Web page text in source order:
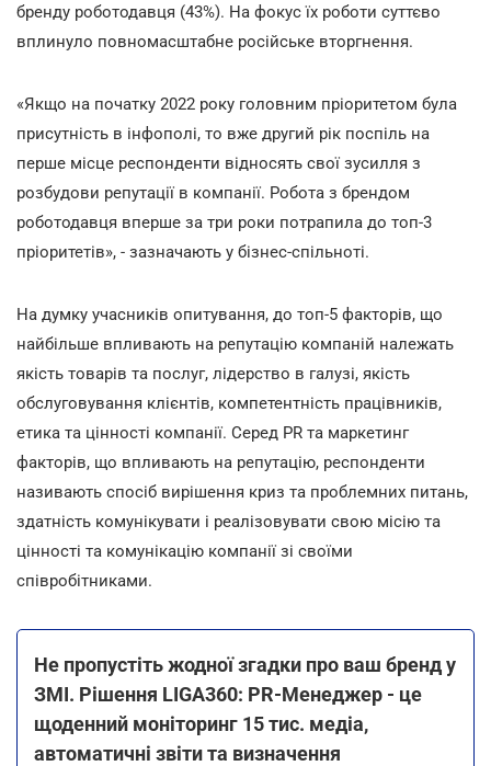
бренду роботодавця (43%). На фокус їх роботи суттєво
вплинуло повномасштабне російське вторгнення.
«Якщо на початку 2022 року головним пріоритетом була
присутність в інфополі, то вже другий рік поспіль на
перше місце респонденти відносять свої зусилля з
розбудови репутації в компанії. Робота з брендом
роботодавця вперше за три роки потрапила до топ-3
пріоритетів», - зазначають у бізнес-спільноті.
На думку учасників опитування, до топ-5 факторів, що
найбільше впливають на репутацію компаній належать
якість товарів та послуг, лідерство в галузі, якість
обслуговування клієнтів, компетентність працівників,
етика та цінності компанії. Серед PR та маркетинг
факторів, що впливають на репутацію, респонденти
називають спосіб вирішення криз та проблемних питань,
здатність комунікувати і реалізовувати свою місію та
цінності та комунікацію компанії зі своїми
співробітниками.
Не пропустіть жодної згадки про ваш бренд у
ЗМІ. Рішення LIGA360: PR-Менеджер - це
щоденний моніторинг 15 тис. медіа,
автоматичні звіти та визначення